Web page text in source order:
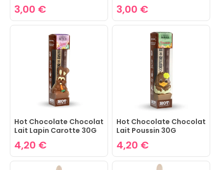
3,00 € 3,00 €
Hot Chocolate Chocolat
Lait Lapin Carotte 30G
4,20 €
Hot Chocolate Chocolat
Lait Poussin 30G
4,20 €